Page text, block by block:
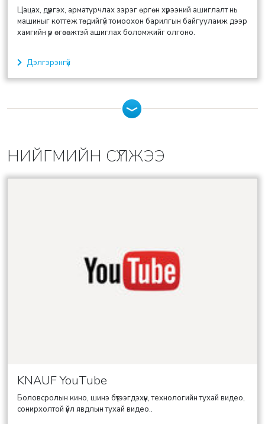
Цацах, дүүргэх, арматурчлах зэрэг өргөн хүрээний ашиглалт нь
машиныг коттеж төдийгүй томоохон барилгын байгууламж дээр
хамгийн үр өгөөжтэй ашиглах боломжийг олгоно.
Дэлгэрэнгүй
НИЙГМИЙН СҮЛЖЭЭ
KNAUF YouTube
Боловсролын кино, шинэ бүтээгдэхүүн, технологийн тухай видео,
сонирхолтой үйл явдлын тухай видео..